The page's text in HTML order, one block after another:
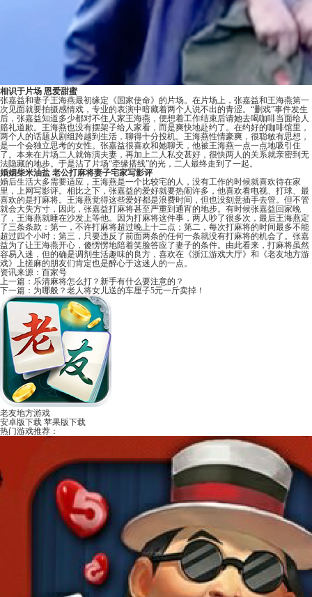
相识于片场 恩爱甜蜜
张嘉益和妻子王海燕最初缘定《国家使命》的片场。在片场上，张嘉益和王海燕第一
次见面就要拍摄感情戏，专业的表演中暗藏着两个人说不出的青涩。“删戏”事件发生
后，张嘉益知道多少都对不住人家王海燕，便想着工作结束后请她去喝咖啡当面给人
赔礼道歉。王海燕也没有摆架子给人家看，而是爽快地赴约了。在约好的咖啡馆里，
两个人的话题从剧组跨越到生活，聊得十分投机。王海燕性情豪爽，很聪敏有思想，
是一个会独立思考的女性。张嘉益很喜欢和她聊天，他被王海燕一点一点地吸引住
了。本来在片场二人就饰演夫妻，再加上二人私交甚好，很快两人的关系就亲密到无
法隐藏的地步。于是沾了片场“牵缘搭线”的光，二人最终走到了一起。
婚姻柴米油盐 老公打麻将妻子宅家写影评
婚后生活大多需要适应，王海燕是一个比较宅的人，没有工作的时候就喜欢待在家
里，上网写影评。相比之下，张嘉益的爱好就要热闹许多，他喜欢看电视、打球、最
喜欢的是打麻将。王海燕觉得这些爱好都是浪费时间，但也没刻意插手去管。但不管
就会大失方寸，因此，张嘉益打麻将甚至严重到通宵的地步。有时候张嘉益回家晚
了，王海燕就睡在沙发上等他。因为打麻将这件事，两人吵了很多次，最后王海燕定
了三条条款：第一，不许打麻将超过晚上十二点；第二，每次打麻将的时间最多不能
超过四个小时；第三，只要违反了前面两条的任何一条就没有打麻将的机会了。张嘉
益为了让王海燕开心，傻愣愣地陪着笑脸答应了妻子的条件。由此看来，打麻将虽然
容易入迷，但的确是调剂生活趣味的良方，喜欢在《浙江游戏大厅》和《老友地方游
戏》上搓麻的朋友们肯定也是醉心于这迷人的一点。
资讯来源： 百家号
上一篇： 乐清麻将怎么打？新手有什么要注意的？
下一篇： 为哪般？老人将女儿送的车厘子5元一斤卖掉！
老友地方游戏
安卓版下载 苹果版下载
热门游戏推荐：